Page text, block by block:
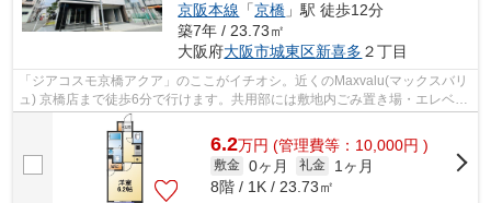
京阪本線 「京橋 」駅 徒歩12分
築7年 / 23.73㎡
大阪府大阪市城東区新喜多 ２丁目
「ジアコスモ京橋アクア」のここがイチオシ。近くのMaxvalu(マックスバリ
ュ) 京橋店まで徒歩6分で行けます。共用部には敷地内ごみ置き場・エレベー
タなどが揃っております。2駅利用で...
6.2万円 (管理費等：10,000円 )
敷金 0ヶ月 礼金
1ヶ月
8階 / 1K / 23.73㎡